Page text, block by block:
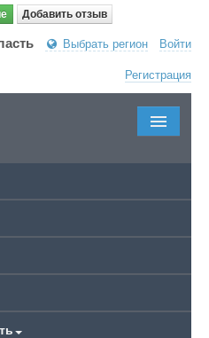
Добавить отзыв
Выбрать регион Войти
Регистрация